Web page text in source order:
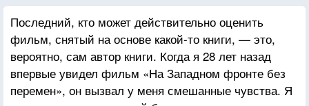
Последний, кто может действительно оценить
фильм, снятый на основе какой-то книги, — это,
вероятно, сам автор книги. Когда я 28 лет назад
впервые увидел фильм «На Западном фронте без
перемен», он вызвал у меня смешанные чувства. Я